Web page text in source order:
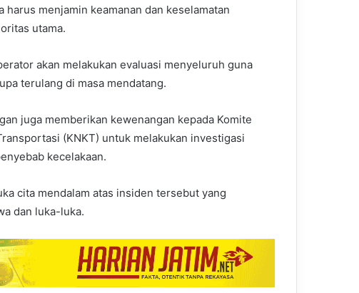
harus menjamin keamanan dan keselamatan
utama.
akan melakukan evaluasi menyeluruh guna
terulang di masa mendatang.
juga memberikan kewenangan kepada Komite
(KNKT) untuk melakukan investigasi
kecelakaan.
cita mendalam atas insiden tersebut yang
dan luka-luka.